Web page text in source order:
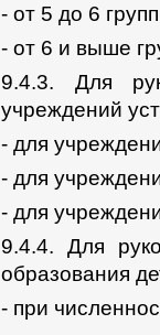
- от 5 до 6
- от 6 и выше
9.4.3. Для
учреждений
- для
- для
- для
9.4.4. Для
образования
- при